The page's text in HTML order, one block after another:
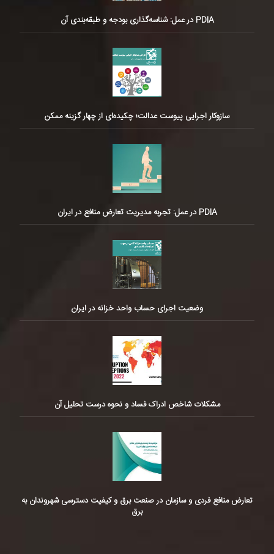
PDIA در عمل: شناسه‌گذاری بودجه و طبقه‌بندی آن
سازوکار اجرایی پیوست عدالت؛ چکیده‌ای از چهار گزینه ممکن
PDIA در عمل: تجربه مدیریت تعارض منافع در ایران
وضعیت اجرای حساب واحد خزانه در ایران
مشکلات شاخص ادراک فساد و نحوه درست تحلیل آن
تعارض منافع فردی و سازمان در صنعت برق و کیفیت دسترسی شهروندان به
برق